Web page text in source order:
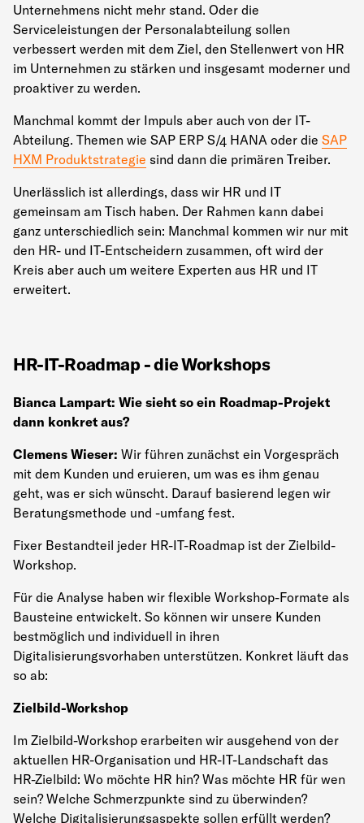
Unternehmens nicht mehr stand. Oder die
Serviceleistungen der Personalabteilung sollen
verbessert werden mit dem Ziel, den Stellenwert von HR
im Unternehmen zu stärken und insgesamt moderner und
proaktiver zu werden.
Manchmal kommt der Impuls aber auch von der IT-
Abteilung. Themen wie SAP ERP S/4 HANA oder die SAP
HXM Produktstrategie sind dann die primären Treiber.
Unerlässlich ist allerdings, dass wir HR und IT
gemeinsam am Tisch haben. Der Rahmen kann dabei
ganz unterschiedlich sein: Manchmal kommen wir nur mit
den HR- und IT-Entscheidern zusammen, oft wird der
Kreis aber auch um weitere Experten aus HR und IT
erweitert.
HR-IT-Roadmap - die Workshops
Bianca Lampart: Wie sieht so ein Roadmap-Projekt
dann konkret aus?
Clemens Wieser: Wir führen zunächst ein Vorgespräch
mit dem Kunden und eruieren, um was es ihm genau
geht, was er sich wünscht. Darauf basierend legen wir
Beratungsmethode und -umfang fest.
Fixer Bestandteil jeder HR-IT-Roadmap ist der Zielbild-
Workshop.
Für die Analyse haben wir flexible Workshop-Formate als
Bausteine entwickelt. So können wir unsere Kunden
bestmöglich und individuell in ihren
Digitalisierungsvorhaben unterstützen. Konkret läuft das
so ab:
Zielbild-Workshop
Im Zielbild-Workshop erarbeiten wir ausgehend von der
aktuellen HR-Organisation und HR-IT-Landschaft das
HR-Zielbild: Wo möchte HR hin? Was möchte HR für wen
sein? Welche Schmerzpunkte sind zu überwinden?
Welche Digitalisierungsaspekte sollen erfüllt werden?